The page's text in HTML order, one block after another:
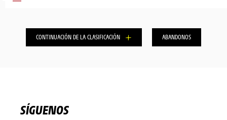
CONTINUACIÓN DE LA CLASIFICACIÓN ABANDONOS
SÍGUENOS